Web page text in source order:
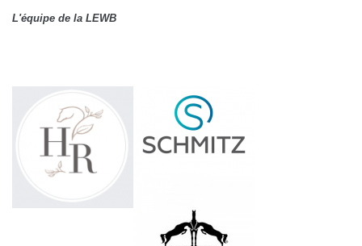
L'équipe de la LEWB